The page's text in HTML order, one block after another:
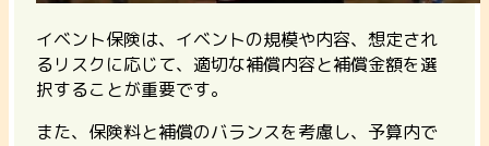
イベント保険は、イベントの規模や内容、想定され
るリスクに応じて、適切な補償内容と補償金額を選
択することが重要です。
また、保険料と補償のバランスを考慮し、予算内で